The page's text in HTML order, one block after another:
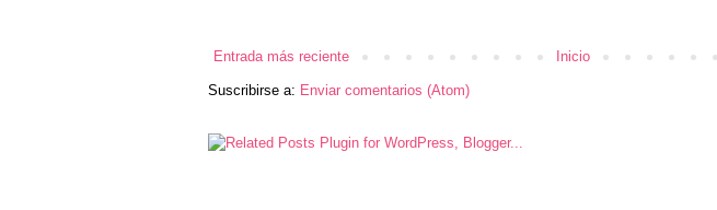
Entrada más reciente Inicio
Suscribirse a: Enviar comentarios (Atom)